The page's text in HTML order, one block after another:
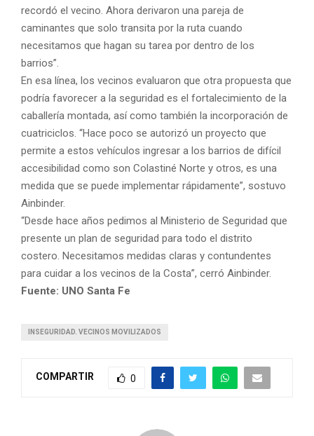
recordó el vecino. Ahora derivaron una pareja de
caminantes que solo transita por la ruta cuando
necesitamos que hagan su tarea por dentro de los
barrios”.
En esa línea, los vecinos evaluaron que otra propuesta que
podría favorecer a la seguridad es el fortalecimiento de la
caballería montada, así como también la incorporación de
cuatriciclos. “Hace poco se autorizó un proyecto que
permite a estos vehículos ingresar a los barrios de difícil
accesibilidad como son Colastiné Norte y otros, es una
medida que se puede implementar rápidamente”, sostuvo
Ainbinder.
“Desde hace años pedimos al Ministerio de Seguridad que
presente un plan de seguridad para todo el distrito
costero. Necesitamos medidas claras y contundentes
para cuidar a los vecinos de la Costa”, cerró Ainbinder.
Fuente: UNO Santa Fe
INSEGURIDAD. VECINOS MOVILIZADOS
COMPARTIR 0